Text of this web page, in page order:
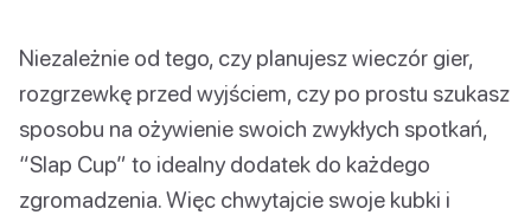
Niezależnie od tego, czy planujesz wieczór gier,
rozgrzewkę przed wyjściem, czy po prostu szukasz
sposobu na ożywienie swoich zwykłych spotkań,
“Slap Cup” to idealny dodatek do każdego
zgromadzenia. Więc chwytajcie swoje kubki i